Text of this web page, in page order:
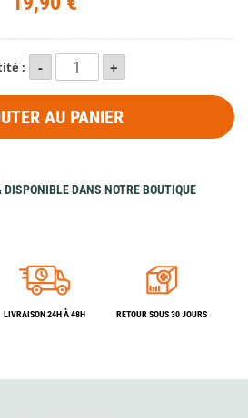
:
AU PANIER
DISPONIBLE DANS NOTRE BOUTIQUE
LIVRAISON 24H À 48H RETOUR SOUS 30 JOURS